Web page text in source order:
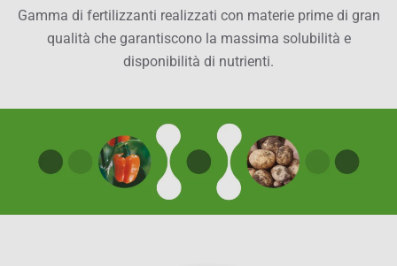
Gamma di fertilizzanti realizzati con materie prime di gran
qualità che garantiscono la massima solubilità e
disponibilità di nutrienti.